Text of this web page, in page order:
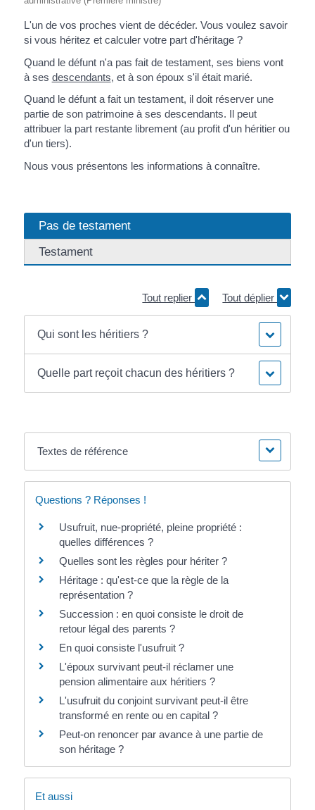
L'un de vos proches vient de décéder. Vous voulez savoir
si vous héritez et calculer votre part d'héritage ?
Quand le défunt n'a pas fait de testament, ses biens vont
à ses descendants, et à son époux s'il était marié.
Quand le défunt a fait un testament, il doit réserver une
partie de son patrimoine à ses descendants. Il peut
attribuer la part restante librement (au profit d'un héritier ou
d'un tiers).
Nous vous présentons les informations à connaître.
Pas de testament
Testament
Tout replier Tout déplier
Qui sont les héritiers ?
Quelle part reçoit chacun des héritiers ?
Textes de référence
Questions ? Réponses !
Usufruit, nue-propriété, pleine propriété :
quelles différences ?
Quelles sont les règles pour hériter ?
Héritage : qu'est-ce que la règle de la
représentation ?
Succession : en quoi consiste le droit de
retour légal des parents ?
En quoi consiste l'usufruit ?
L'époux survivant peut-il réclamer une
pension alimentaire aux héritiers ?
L'usufruit du conjoint survivant peut-il être
transformé en rente ou en capital ?
Peut-on renoncer par avance à une partie de
son héritage ?
Et aussi